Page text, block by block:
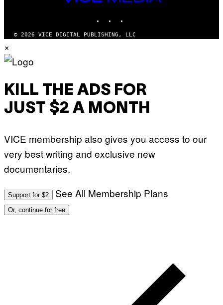
MEDIA
© 2026 VICE DIGITAL PUBLISHING, LLC
×
KILL THE ADS FOR
JUST $2 A MONTH
VICE membership also gives you access to our
very best writing and exclusive new
documentaries.
Support for $2 See All Membership Plans
Or, continue for free